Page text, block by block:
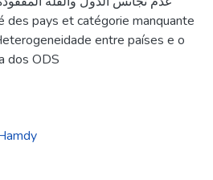
des pays et catégorie manquante
entre países e o
dos ODS